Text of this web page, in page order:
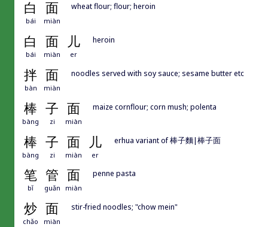
白 面
bái miàn
wheat flour; flour; heroin
白 面 儿
bái miàn er
heroin
拌 面
bàn miàn
noodles served with soy sauce; sesame butter etc
棒 子 面
bàng zi miàn
maize cornflour; corn mush; polenta
棒 子 面 儿
bàng zi miàn er
erhua variant of 棒子麵|棒子面
笔 管 面
bǐ guǎn miàn
penne pasta
炒 面
chǎo miàn
stir-fried noodles; "chow mein"